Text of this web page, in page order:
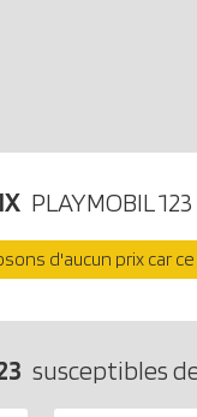
PLAYMOBIL
d'aucun prix car ce
susceptibles